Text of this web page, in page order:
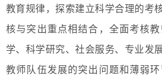
教育规律，探索建立科学合理的考
核与突出重点相结合，全面考核
学、科学研究、社会服务、专业发
教师队伍发展的突出问题和薄弱